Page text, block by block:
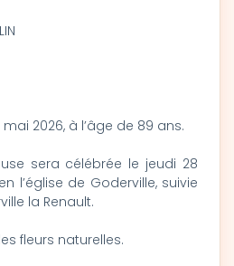
2026, à l’âge de 89 ans.
sera célébrée le jeudi 28
l’église de Goderville, suivie
la Renault.
fleurs naturelles.